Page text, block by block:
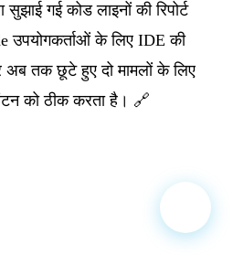
सुझाई गई कोड लाइनों की रिपोर्ट
उपयोगकर्ताओं के लिए IDE की
तक छूटे हुए दो मामलों के लिए
को ठीक करता है। 🔗